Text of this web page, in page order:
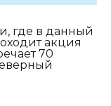
где в данный
акция
70